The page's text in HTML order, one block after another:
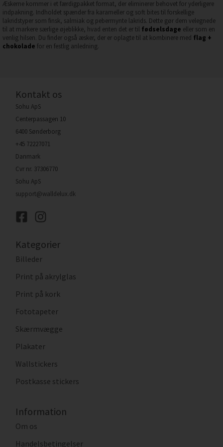
Æskerne kommer i et færdigpakket format, der eliminerer behovet for yderligere
indpakning. Indholdet spænder fra karameller og soft bites til forskellige
lakridstyper som finsk, salmiak og pebermynte lakrids. Dette gør dem velegnede
til at markere særlige øjeblikke, hvad enten det er til fødselsdage eller som en
venlig hilsen. Du finder også æsker, der er oplagte til at kombinere med flag +
chokolade for en festlig anledning.
Kontakt os
Sohu ApS
Centerpassagen 10
6400 Sønderborg
+45 72227071
Danmark
Cvr nr. 37306770
Sohu ApS
support@walldelux.dk
Kategorier
Billeder
Print på akrylglas
Print på kork
Fototapeter
Skærmvægge
Plakater
Wallstickers
Postkasse stickers
Information
Om os
Handelsbetingelser